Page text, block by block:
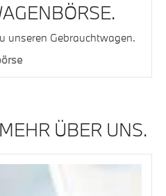
unseren Gebrauchtwagen.
ÜBER UNS.